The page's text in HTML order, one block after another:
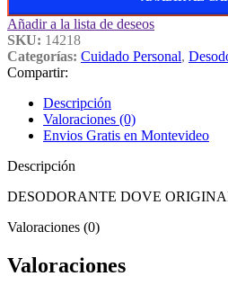
Añadir a la lista de deseos
SKU: 14218
Categorías: Cuidado Personal,
Compartir:
Descripción
Valoraciones (0)
Envios Gratis en Montevideo
Descripción
DESODORANTE DOVE
Valoraciones (0)
Valoraciones